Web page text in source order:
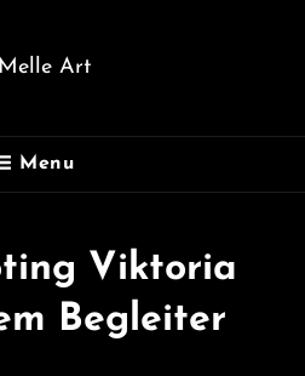
Menu
Viktoria
Begleiter